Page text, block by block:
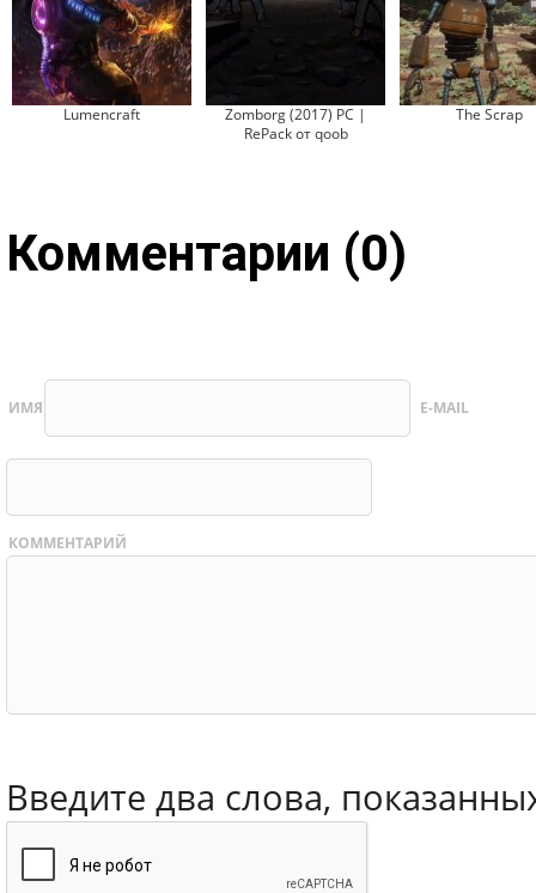
Lumencraft
Zomborg (2017) PC |
RePack от qoob
The Scrap
Комментарии (0)
ИМЯ E-MAIL
КОММЕНТАРИЙ
Введите два слова,